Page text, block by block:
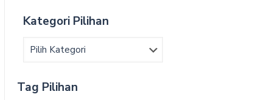
Kategori Pilihan
Tag Pilihan